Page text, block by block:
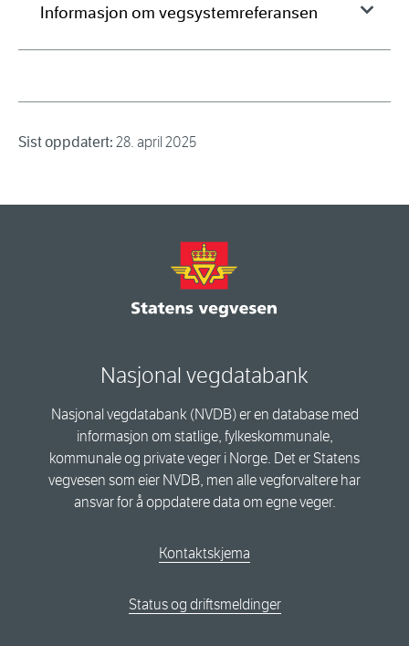
Informasjon om vegsystemreferansen
Sist oppdatert: 28. april 2025
Nasjonal vegdatabank
Nasjonal vegdatabank (NVDB) er en database med
informasjon om statlige, fylkeskommunale,
kommunale og private veger i Norge. Det er Statens
vegvesen som eier NVDB, men alle vegforvaltere har
ansvar for å oppdatere data om egne veger.
Kontaktskjema
Status og driftsmeldinger